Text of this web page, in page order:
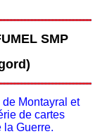
SMP
Montayral et
de cartes
la Guerre.